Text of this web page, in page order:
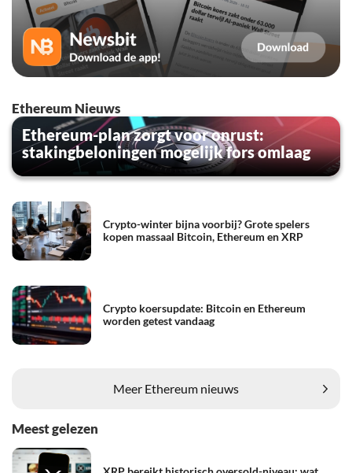
Ethereum Nieuws
Ethereum-plan zorgt voor onrust:
stakingbeloningen mogelijk fors omlaag
Crypto-winter bijna voorbij? Grote spelers
kopen massaal Bitcoin, Ethereum en XRP
Crypto koersupdate: Bitcoin en Ethereum
worden getest vandaag
Meer Ethereum nieuws
Meest gelezen